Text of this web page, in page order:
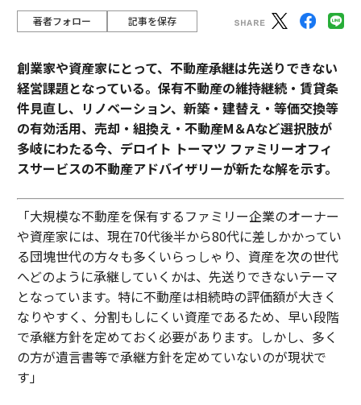
著者フォロー 記事を保存
創業家や資産家にとって、不動産承継は先送りできない
経営課題となっている。保有不動産の維持継続・賃貸条
件見直し、リノベーション、新築・建替え・等価交換等
の有効活用、売却・組換え・不動産М＆Aなど選択肢が
多岐にわたる今、デロイト トーマツ ファミリーオフィ
スサービスの不動産アドバイザリーが新たな解を示す。
「大規模な不動産を保有するファミリー企業のオーナー
や資産家には、現在70代後半から80代に差しかかってい
る団塊世代の方々も多くいらっしゃり、資産を次の世代
へどのように承継していくかは、先送りできないテーマ
となっています。特に不動産は相続時の評価額が大きく
なりやすく、分割もしにくい資産であるため、早い段階
で承継方針を定めておく必要があります。しかし、多く
の方が遺言書等で承継方針を定めていないのが現状で
す」